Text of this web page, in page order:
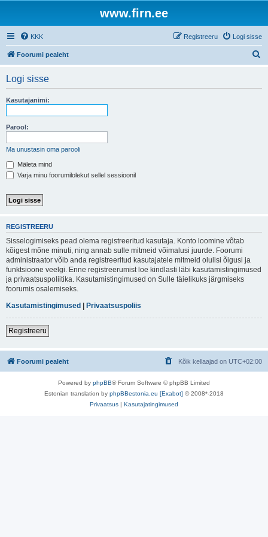
www.firn.ee
KKK Logi sisse
Registreeru
Foorumi pealeht
Logi sisse
Kasutajanimi:
Parool:
Ma unustasin oma parooli
Mäleta mind
Varja minu foorumilolekut sellel sessioonil
REGISTREERU
Sisselogimiseks pead olema registreeritud kasutaja. Konto loomine võtab
kõigest mõne minuti, ning annab sulle mitmeid võimalusi juurde. Foorumi
administraator võib anda registreeritud kasutajatele mitmeid olulisi õigusi ja
funktsioone veelgi. Enne registreerumist loe kindlasti läbi kasutamistingimused
ja privaatsuspoliitika. Kasutamistingimused on Sulle täielikuks järgmiseks
foorumis osalemiseks.
Kasutamistingimused | Privaatsuspoliis
Registreeru
Foorumi pealeht Kõik kellaajad on UTC+02:00
Powered by phpBB® Forum Software © phpBB Limited
Estonian translation by phpBBestonia.eu [Exabot] © 2008*-2018
Privaatsus | Kasutajatingimused